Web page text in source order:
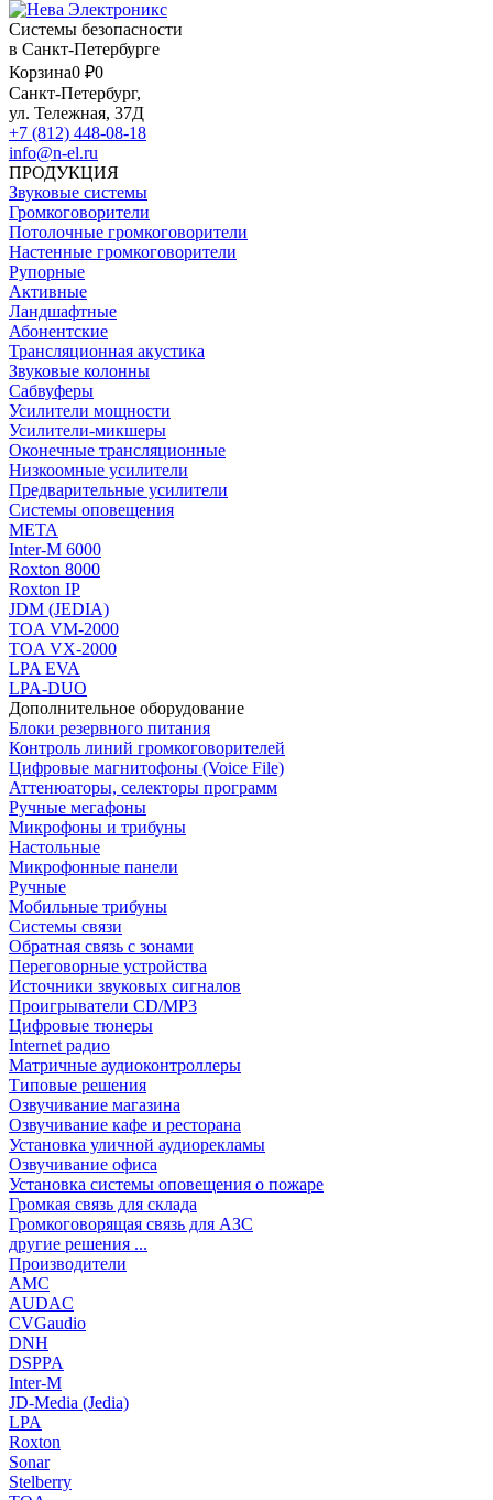
Системы безопасности
в Санкт-Петербурге
Корзина0 ₽0
Санкт-Петербург,
ул. Тележная, 37Д
+7 (812) 448-08-18
info@n-el.ru
ПРОДУКЦИЯ
Звуковые системы
Громкоговорители
Потолочные громкоговорители
Настенные громкоговорители
Рупорные
Активные
Ландшафтные
Абонентские
Трансляционная акустика
Звуковые колонны
Сабвуферы
Усилители мощности
Усилители-микшеры
Оконечные трансляционные
Низкоомные усилители
Предварительные усилители
Системы оповещения
МЕТА
Inter-M 6000
Roxton 8000
Roxton IP
JDM (JEDIA)
TOA VM-2000
TOA VX-2000
LPA EVA
LPA-DUO
Дополнительное оборудование
Блоки резервного питания
Контроль линий громкоговорителей
Цифровые магнитофоны (Voice File)
Аттенюаторы, селекторы программ
Ручные мегафоны
Микрофоны и трибуны
Настольные
Микрофонные панели
Ручные
Мобильные трибуны
Системы связи
Обратная связь с зонами
Переговорные устройства
Источники звуковых сигналов
Проигрыватели CD/MP3
Цифровые тюнеры
Internet радио
Матричные аудиоконтроллеры
Типовые решения
Озвучивание магазина
Озвучивание кафе и ресторана
Установка уличной аудиорекламы
Озвучивание офиса
Установка системы оповещения о пожаре
Громкая связь для склада
Громкоговорящая связь для АЗС
другие решения ...
Производители
AMC
AUDAC
CVGaudio
DNH
DSPPA
Inter-M
JD-Media (Jedia)
LPA
Roxton
Sonar
Stelberry